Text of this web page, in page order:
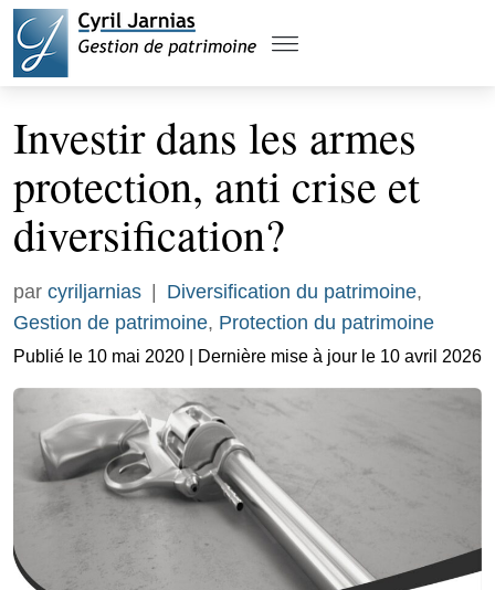
Investir dans les armes
protection, anti crise et
diversification?
par cyriljarnias Diversification du patrimoine,
Gestion de patrimoine, Protection du patrimoine
Publié le 10 mai 2020 | Dernière mise à jour le 10 avril 2026